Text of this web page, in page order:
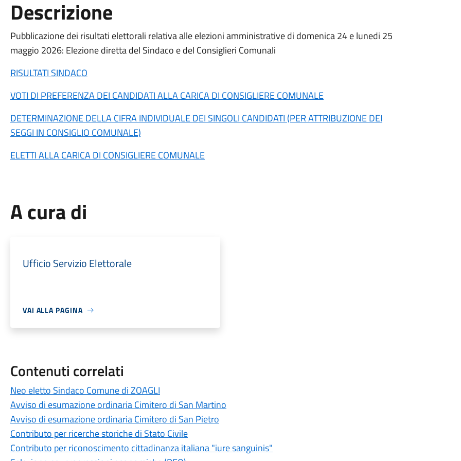
Descrizione
Pubblicazione dei risultati elettorali relativa alle elezioni amministrative di domenica 24 e lunedi 25
maggio 2026: Elezione diretta del Sindaco e del Consiglieri Comunali
RISULTATI SINDACO
VOTI DI PREFERENZA DEI CANDIDATI ALLA CARICA DI CONSIGLIERE COMUNALE
DETERMINAZIONE DELLA CIFRA INDIVIDUALE DEI SINGOLI CANDIDATI (PER ATTRIBUZIONE DEI
SEGGI IN CONSIGLIO COMUNALE)
ELETTI ALLA CARICA DI CONSIGLIERE COMUNALE
A cura di
Ufficio Servizio Elettorale
VAI ALLA PAGINA
Contenuti correlati
Neo eletto Sindaco Comune di ZOAGLI
Avviso di esumazione ordinaria Cimitero di San Martino
Avviso di esumazione ordinaria Cimitero di San Pietro
Contributo per ricerche storiche di Stato Civile
Contributo per riconoscimento cittadinanza italiana "iure sanguinis"